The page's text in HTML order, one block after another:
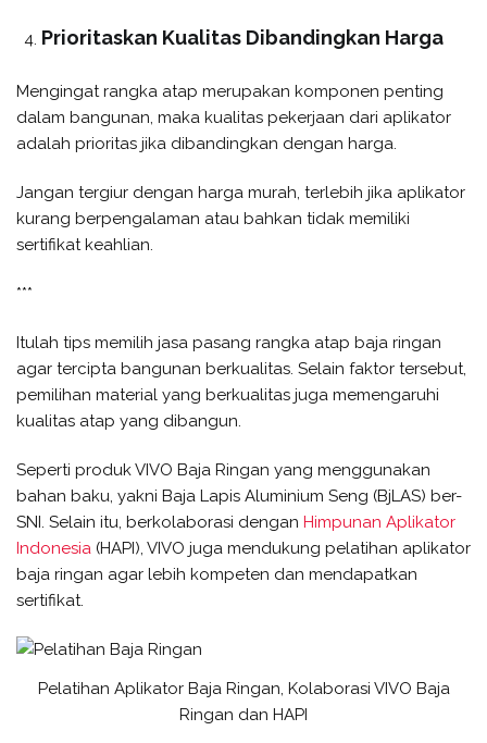
Prioritaskan Kualitas Dibandingkan Harga
Mengingat rangka atap merupakan komponen penting
dalam bangunan, maka kualitas pekerjaan dari aplikator
adalah prioritas jika dibandingkan dengan harga.
Jangan tergiur dengan harga murah, terlebih jika aplikator
kurang berpengalaman atau bahkan tidak memiliki
sertifikat keahlian.
***
Itulah tips memilih jasa pasang rangka atap baja ringan
agar tercipta bangunan berkualitas. Selain faktor tersebut,
pemilihan material yang berkualitas juga memengaruhi
kualitas atap yang dibangun.
Seperti produk VIVO Baja Ringan yang menggunakan
bahan baku, yakni Baja Lapis Aluminium Seng (BjLAS) ber-
SNI. Selain itu, berkolaborasi dengan Himpunan Aplikator
Indonesia (HAPI), VIVO juga mendukung pelatihan aplikator
baja ringan agar lebih kompeten dan mendapatkan
sertifikat.
Pelatihan Aplikator Baja Ringan, Kolaborasi VIVO Baja
Ringan dan HAPI